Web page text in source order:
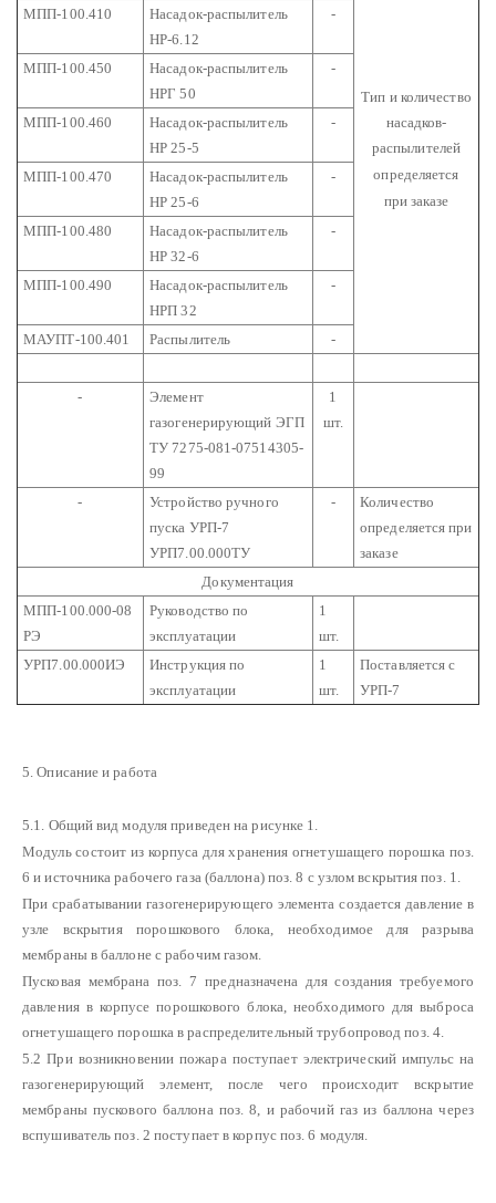
Тип и количество
насадков-
распылителей
определяется
при заказе
МПП-100.410
Насадок-распылитель
НР-6.12
-
МПП-100.450
Насадок-распылитель
НРГ 50
-
МПП-100.460
Насадок-распылитель
НР 25-5
-
МПП-100.470
Насадок-распылитель
НР 25-6
-
МПП-100.480
Насадок-распылитель
НР 32-6
-
МПП-100.490
Насадок-распылитель
НРП 32
-
МАУПТ-100.401 Распылитель -
-
Элемент
газогенерирующий ЭГП
ТУ 7275-081-07514305-
99
1
шт.
-
Устройство ручного
пуска УРП-7
УРП7.00.000ТУ
-
Количество
определяется при
заказе
Документация
МПП-100.000-08
РЭ
Руководство по
эксплуатации
1
шт.
УРП7.00.000ИЭ
Инструкция по
эксплуатации
1
шт.
Поставляется с
УРП-7
5. Описание и работа
5.1. Общий вид модуля приведен на рисунке 1.
Модуль состоит из корпуса для хранения огнетушащего порошка поз.
6 и источника рабочего газа (баллона) поз. 8 с узлом вскрытия поз. 1.
При срабатывании газогенерирующего элемента создается давление в
узле вскрытия порошкового блока, необходимое для разрыва
мембраны в баллоне с рабочим газом.
Пусковая мембрана поз. 7 предназначена для создания требуемого
давления в корпусе порошкового блока, необходимого для выброса
огнетушащего порошка в распределительный трубопровод поз. 4.
5.2 При возникновении пожара поступает электрический импульс на
газогенерирующий элемент, после чего происходит вскрытие
мембраны пускового баллона поз. 8, и рабочий газ из баллона через
вспушиватель поз. 2 поступает в корпус поз. 6 модуля.